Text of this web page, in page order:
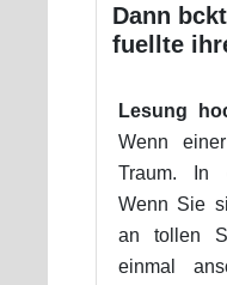
Dann
fuellte
Lesung
Wenn
Traum. In
Wenn Sie
an tollen
einmal